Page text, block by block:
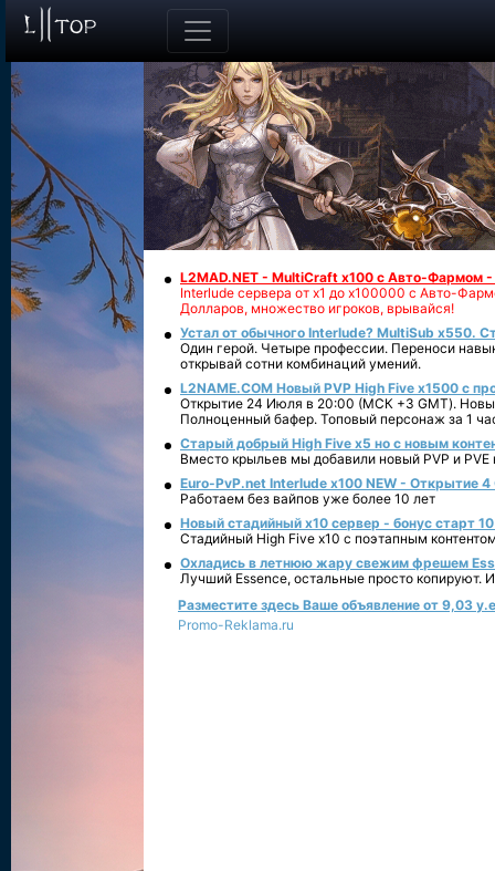
L2MAD.NET - MultiCraft x100 с Авто-Фармом
Interlude сервера от х1 до х100000 с Авто-
Долларов, множество игроков, врывайся!
Устал от обычного Interlude? MultiSub x550.
Один герой. Четыре профессии. Переноси
открывай сотни комбинаций умений.
L2NAME.COM Новый PVP High Five x1500 с
Открытие 24 Июля в 20:00 (МСК +3 GMT).
Полноценный бафер. Топовый персонаж за 1
Старый добрый High Five x5 но с новым
Вместо крыльев мы добавили новый PVP и PVE
Euro-PvP.net Interlude х100 NEW - Открытие 4
Работаем без вайпов уже более 10 лет
Новый стадийный х10 сервер - бонус старт
Стадийный High Five x10 с поэтапным
Охладись в летнюю жару свежим фрешем
Лучший Essence, остальные просто копируют.
Разместите здесь Ваше объявление от 9,03
Promo-Reklama.ru